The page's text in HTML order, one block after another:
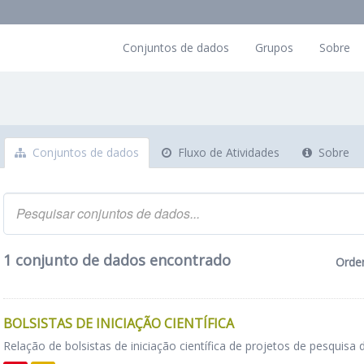
Conjuntos de dados Grupos Sobre
Conjuntos de dados Fluxo de Atividades Sobre
1 conjunto de dados encontrado
BOLSISTAS DE INICIAÇÃO CIENTÍFICA
Relação de bolsistas de iniciação científica de projetos de pesquisa